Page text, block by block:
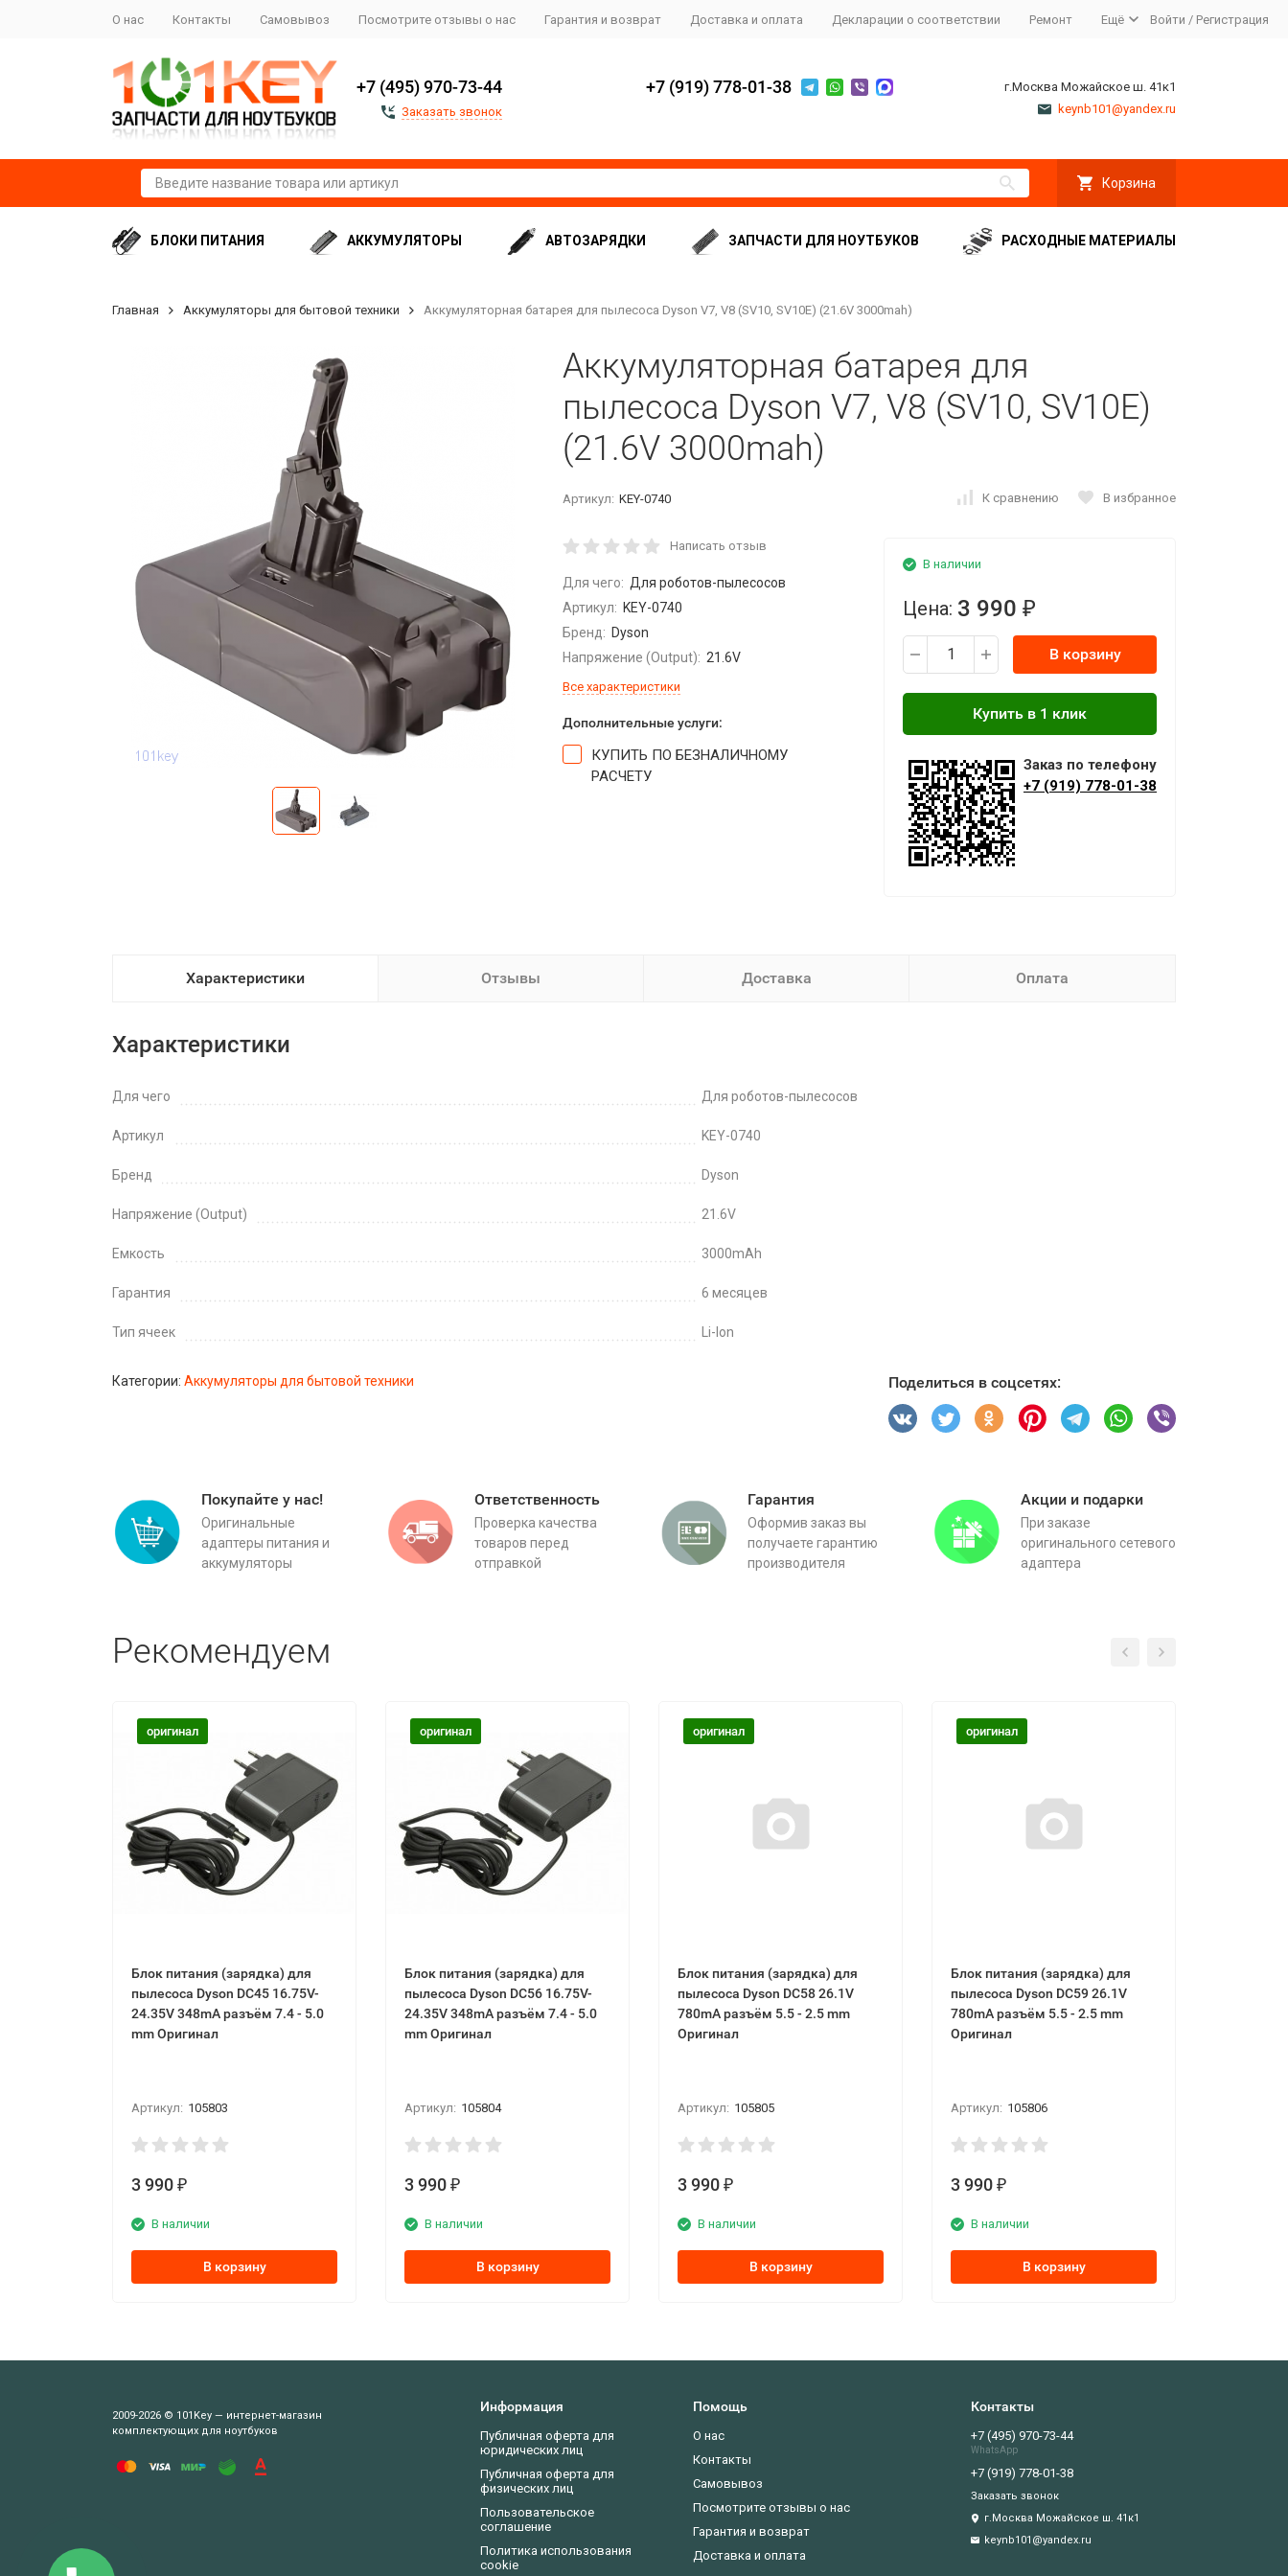
О нас Контакты Самовывоз Посмотрите отзывы о нас Гарантия и возврат Доставка и оплата Декларации о соответствии Ремонт Ещё Войти / Регистрация
+7 (495) 970-73-44
Заказать звонок
+7 (919) 778-01-38
г.Москва Можайское ш. 41к1
keynb101@yandex.ru
Корзина
БЛОКИ ПИТАНИЯ АККУМУЛЯТОРЫ АВТОЗАРЯДКИ ЗАПЧАСТИ ДЛЯ НОУТБУКОВ РАСХОДНЫЕ МАТЕРИАЛЫ
Главная Аккумуляторы для бытовой техники Аккумуляторная батарея для пылесоса Dyson V7, V8 (SV10, SV10E) (21.6V 3000mah)
Аккумуляторная батарея для
пылесоса Dyson V7, V8 (SV10, SV10E)
(21.6V 3000mah)
Артикул: KEY-0740 К сравнению В избранное
Написать отзыв
Для чего: Для роботов-пылесосов
Артикул: KEY-0740
Бренд: Dyson
Напряжение (Output): 21.6V
Все характеристики
Дополнительные услуги:
КУПИТЬ ПО БЕЗНАЛИЧНОМУ
РАСЧЕТУ
В наличии
Цена: 3 990 ₽
В корзину
Заказ по телефону
+7 (919) 778-01-38
Характеристики Отзывы Доставка Оплата
Характеристики
Для чего Для роботов-пылесосов
Артикул KEY-0740
Бренд Dyson
Напряжение (Output) 21.6V
Емкость 3000mAh
Гарантия 6 месяцев
Тип ячеек Li-Ion
Категории: Аккумуляторы для бытовой техники Поделиться в соцсетях:
Покупайте у нас!
Оригинальные
адаптеры питания и
аккумуляторы
Ответственность
Проверка качества
товаров перед
отправкой
Гарантия
Оформив заказ вы
получаете гарантию
производителя
Акции и подарки
При заказе
оригинального сетевого
адаптера
Рекомендуем
оригинал
Блок питания (зарядка) для
пылесоса Dyson DC45 16.75V-
24.35V 348mA разъём 7.4 - 5.0
mm Оригинал
Артикул: 105803
3 990 ₽
В наличии
В корзину
оригинал
Блок питания (зарядка) для
пылесоса Dyson DC56 16.75V-
24.35V 348mA разъём 7.4 - 5.0
mm Оригинал
Артикул: 105804
3 990 ₽
В наличии
В корзину
оригинал
Блок питания (зарядка) для
пылесоса Dyson DC58 26.1V
780mA разъём 5.5 - 2.5 mm
Оригинал
Артикул: 105805
3 990 ₽
В наличии
В корзину
оригинал
Блок питания (зарядка) для
пылесоса Dyson DC59 26.1V
780mA разъём 5.5 - 2.5 mm
Оригинал
Артикул: 105806
3 990 ₽
В наличии
В корзину
2009-2026 © 101Key — интернет-магазин
комплектующих для ноутбуков
Информация
Публичная оферта для
юридических лиц
Публичная оферта для
физических лиц
Пользовательское
соглашение
Политика использования
cookie
Помощь
О нас
Контакты
Самовывоз
Посмотрите отзывы о нас
Гарантия и возврат
Доставка и оплата
Контакты
+7 (495) 970-73-44
WhatsApp
+7 (919) 778-01-38
Заказать звонок
г.Москва Можайское ш. 41к1
keynb101@yandex.ru